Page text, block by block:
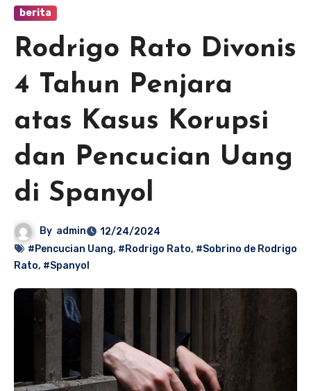
berita
Rodrigo Rato Divonis
4 Tahun Penjara
atas Kasus Korupsi
dan Pencucian Uang
di Spanyol
By admin
12/24/2024
#Pencucian Uang, #Rodrigo Rato, #Sobrino de Rodrigo
Rato, #Spanyol